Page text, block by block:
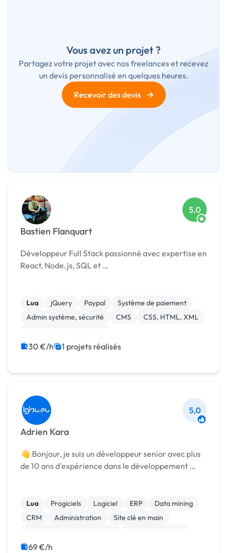
Vous avez un projet ?
Partagez votre projet avec nos freelances et recevez
un devis personnalisé en quelques heures.
Recevoir des devis
→
Bastien Flanquart
5,0
Développeur Full Stack passionné avec expertise en
React, Node.js, SQL et …
Lua jQuery Paypal
Système de paiement
Admin système, sécurité
CMS
CSS, HTML, XML
Développement spécifique
30 €/h 1 projets réalisés
Adrien Kara
5,0
👋 Bonjour, je suis un développeur senior avec plus
de 10 ans d'expérience dans le développement …
Lua Progiciels Logiciel ERP
Data mining
CRM
Administration
Site clé en main
69 €/h